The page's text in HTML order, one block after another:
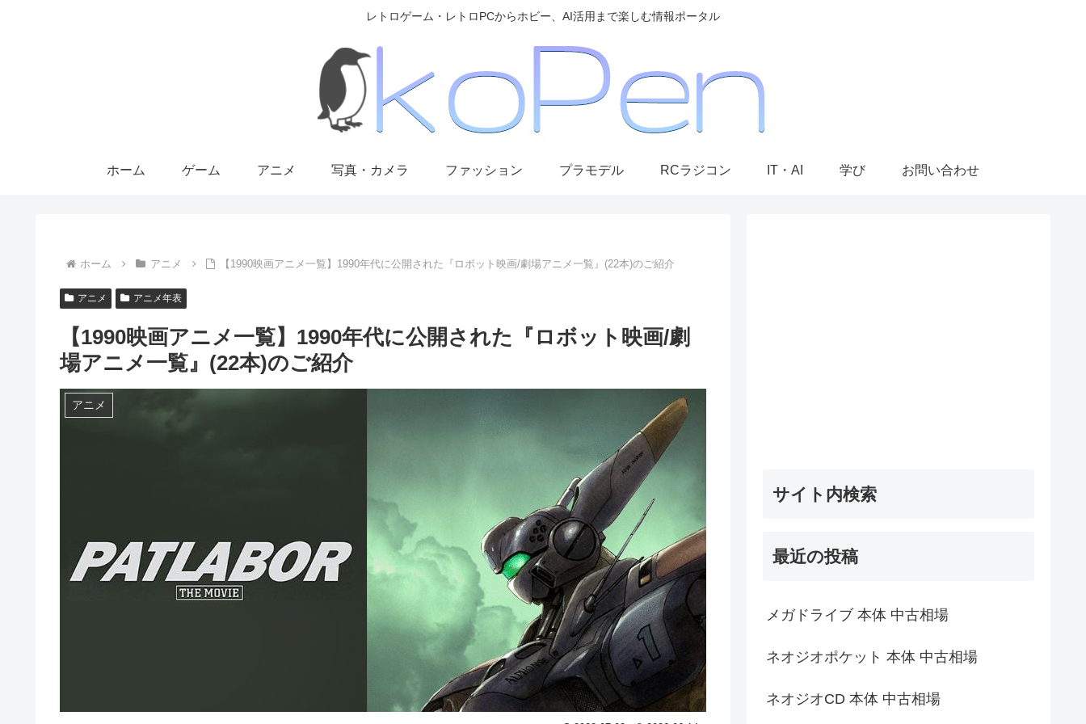
レトロゲーム・レトロPCからホビー、AI活用まで楽しむ情報ポータル
ホーム ゲーム アニメ 写真・カメラ ファッション プラモデル RCラジコン IT・AI 学び お問い合わせ
ホーム アニメ 【1990映画アニメ一覧】1990年代に公開された『ロボット映画/劇場アニメ一覧』(22本)のご紹介
アニメ アニメ年表
【1990映画アニメ一覧】1990年代に公開された『ロボット映画/劇
場アニメ一覧』(22本)のご紹介
アニメ
サイト内検索
最近の投稿
メガドライブ 本体 中古相場
ネオジオポケット 本体 中古相場
ネオジオCD 本体 中古相場